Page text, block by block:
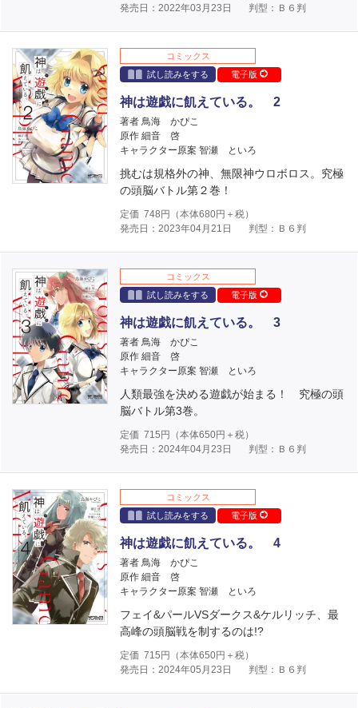
発売日：2022年03月23日
判型：Ｂ６判
コミックス
試し読みをする
電子版
神は遊戯に飢えている。 2
著者 鳥海 かぴこ
原作 細音 啓
キャラクター原案 智瀬 といろ
挑むは規格外の神、無限神ウロボロス。究極
の頭脳バトル第２巻！
定価 748 円（本体680円＋税）
発売日：2023年04月21日
判型：Ｂ６判
コミックス
試し読みをする
電子版
神は遊戯に飢えている。 3
著者 鳥海 かぴこ
原作 細音 啓
キャラクター原案 智瀬 といろ
人類最強を決める遊戯が始まる！ 究極の頭
脳バトル第3巻。
定価 715 円（本体650円＋税）
発売日：2024年04月23日
判型：Ｂ６判
コミックス
試し読みをする
電子版
神は遊戯に飢えている。 4
著者 鳥海 かぴこ
原作 細音 啓
キャラクター原案 智瀬 といろ
フェイ&パールVSダークス&ケルリッチ、最
高峰の頭脳戦を制するのは!?
定価 715 円（本体650円＋税）
発売日：2024年05月23日
判型：Ｂ６判